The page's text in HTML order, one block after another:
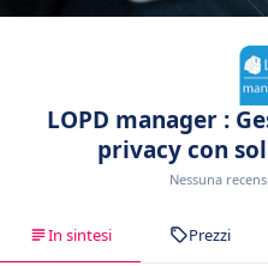
LOPD manager :
privacy con
Nessuna
In sintesi Prezzi